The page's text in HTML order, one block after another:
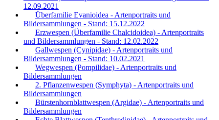
12.09.2021
Überfamilie Evanioidea - Artenportraits und
Bildersammlungen - Stand: 15.12.2022
Erzwespen (Überfamilie Chalcidoidea) - Artenportraits
und Bildersammlungen - Stand: 12.02.2022
Gallwespen (Cynipidae) - Artenportraits und
Bildersammlungen - Stand: 10.02.2021
Wegwespen (Pompilidae) - Artenportraits und
Bildersammlungen
2. Pflanzenwespen (Symphyta) - Artenportraits und
Bildersammlungen
Bürstenhornblattwespen (Argidae) - Artenportraits und
Bildersammlungen